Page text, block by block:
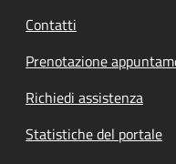
Contatti
Prenotazione
Richiedi assistenza
Statistiche del portale